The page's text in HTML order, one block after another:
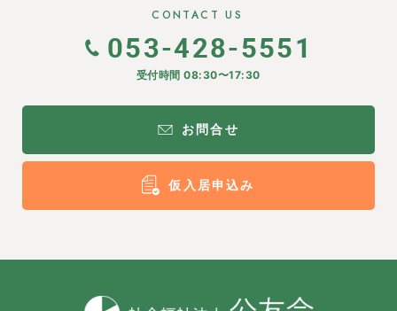
CONTACT US
053-428-5551
受付時間 08:30〜17:30
お問合せ
仮入居申込み